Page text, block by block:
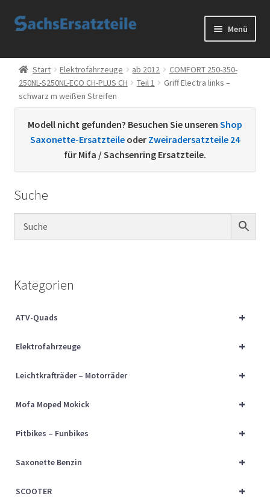
Zur
Zum
Menü
Start
AGB
Datenschutzerklärung
Sachs Ersatzteile
Über uns
Vertrag widerrufen
Widerrufsbelehrung
Cart
Checkout
Start Elektrofahrzeuge ab 2012
COMFORT 250-350-
250NL-S250NL-ECO CH-PLUS CH
Teil 1
Griff Electra links –
schwarz m weißen Streifen
Modell nicht gefunden? Besuchen Sie unseren Shop
Saxonette-Ersatzteile oder Zweiradersatzteile 24
für Mifa / Sachsenring Ersatzteile.
Suche
Kategorien
+
ATV-Quads
+
Elektrofahrzeuge
+
Leichtkrafträder – Motorräder
+
Mofa Moped Mokick
+
Pitbikes – Funbikes
+
Saxonette Benzin
+
SCOOTER